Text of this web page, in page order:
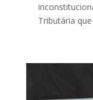
Tributária